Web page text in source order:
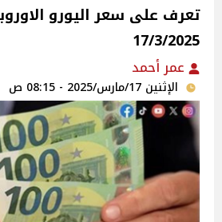
تعرف على سعر اليورو
17/3/2025
عمر أحمد
الإثنين 17/مارس/2025 - 08:15 ص